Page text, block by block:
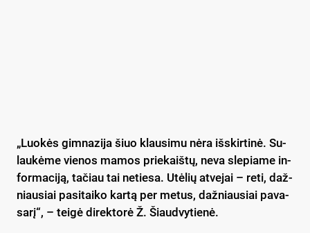
„Luo­kės gim­na­zi­ja šiuo klau­si­mu nė­ra iš­skir­ti­nė. Su­
lau­kė­me vie­nos ma­mos prie­kaiš­tų, ne­va sle­pia­me in­
for­ma­ci­ją, ta­čiau tai ne­tie­sa. Utė­lių at­ve­jai – re­ti, daž­
niau­siai pa­si­tai­ko kar­tą per me­tus, daž­niau­siai pa­va­
sa­rį“, – tei­gė di­rek­to­rė Ž. Šiaud­vy­tie­nė.